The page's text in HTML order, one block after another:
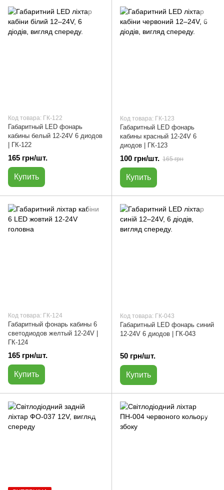
Код товара: ГК-122
Габаритный LED фонарь
кабины белый 12-24V 6 диодов
| ГК-122
165 грн/шт.
Купить
Код товара: ГК-123
Габаритный LED фонарь
кабины красный 12-24V 6
диодов | ГК-123
100 грн/шт. 165 грн
Купить
Код товара: ГК-124
Габаритный фонарь кабины 6
светодиодов желтый 12-24V |
ГК-124
165 грн/шт.
Купить
Код товара: ГК-043
Габаритный LED фонарь синий
12-24V 6 диодов | ГК-043
50 грн/шт.
Купить